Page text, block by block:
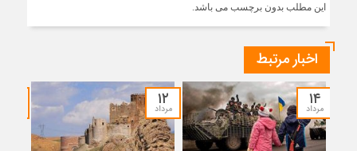
این مطلب بدون برچسب می باشد.
اخبار مرتبط
۱۴
مرداد ۱۲
مرداد